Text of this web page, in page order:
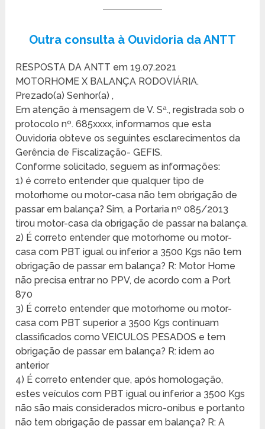
Outra consulta à Ouvidoria da ANTT
RESPOSTA DA ANTT em 19.07.2021
MOTORHOME X BALANÇA RODOVIÁRIA.
Prezado(a) Senhor(a) ,
Em atenção à mensagem de V. Sª., registrada sob o
protocolo nº. 685xxxx, informamos que esta
Ouvidoria obteve os seguintes esclarecimentos da
Gerência de Fiscalização- GEFIS.
Conforme solicitado, seguem as informações:
1) é correto entender que qualquer tipo de
motorhome ou motor-casa não tem obrigação de
passar em balança? Sim, a Portaria nº 085/2013
tirou motor-casa da obrigação de passar na balança.
2) É correto entender que motorhome ou motor-
casa com PBT igual ou inferior a 3500 Kgs não tem
obrigação de passar em balança? R: Motor Home
não precisa entrar no PPV, de acordo com a Port
870
3) É correto entender que motorhome ou motor-
casa com PBT superior a 3500 Kgs continuam
classificados como VEICULOS PESADOS e tem
obrigação de passar em balança? R: idem ao
anterior
4) É correto entender que, após homologação,
estes veículos com PBT igual ou inferior a 3500 Kgs
não são mais considerados micro-onibus e portanto
não tem obrigação de passar em balança? R: A